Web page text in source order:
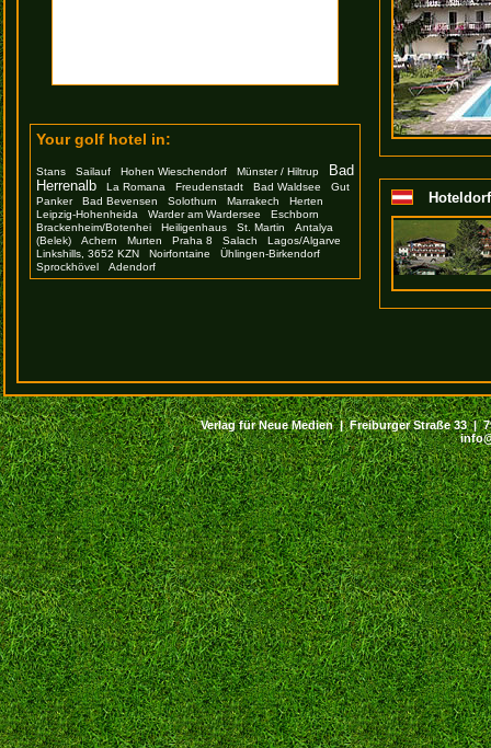
Your golf hotel in:
Stans Sailauf Hohen Wieschendorf Münster / Hiltrup
Bad
Herrenalb
La Romana Freudenstadt Bad Waldsee
Gut
Panker
Bad Bevensen Solothurn Marrakech
Herten
Leipzig-Hohenheida
Warder am Wardersee
Eschborn
Brackenheim/Botenhei
Heiligenhaus St. Martin
Antalya
(Belek)
Achern Murten Praha 8 Salach
Lagos/Algarve
Linkshills, 3652 KZN
Noirfontaine
Ühlingen-Birkendorf
Sprockhövel
Adendorf
Verlag für Neue Medien | Freiburger Straße 33 |